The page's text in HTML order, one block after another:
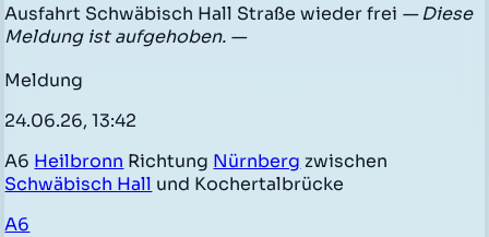
Ausfahrt Schwäbisch Hall Straße wieder frei — Diese
Meldung ist aufgehoben. —
Meldung
24.06.26, 13:42
A6 Heilbronn Richtung Nürnberg zwischen
Schwäbisch Hall und Kochertalbrücke
A6